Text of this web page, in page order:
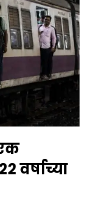
वर्षाच्या